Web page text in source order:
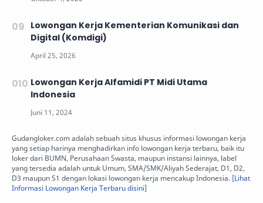
Lowongan Kerja Kementerian Komunikasi dan
Digital (Komdigi)
Lowongan Kerja Alfamidi PT Midi Utama
Indonesia
Gudangloker.com adalah sebuah situs khusus informasi lowongan kerja
yang setiap harinya menghadirkan info lowongan kerja terbaru, baik itu
loker dari BUMN, Perusahaan Swasta, maupun instansi lainnya, label
yang tersedia adalah untuk Umum, SMA/SMK/Aliyah Sederajat, D1, D2,
D3 maupun S1 dengan lokasi lowongan kerja mencakup Indonesia. [Lihat
Informasi Lowongan Kerja Terbaru disini]